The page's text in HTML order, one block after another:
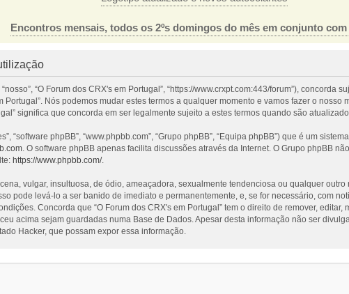
Encontros mensais, todos os 2ºs domingos do mês em conjunto com
“O Forum dos CRX's em Portugal”, “https://www.crxpt.com:443/forum”),
Portugal”. Nós podemos mudar estes termos a qualquer momento e vamos fazer o
significa que concorda em ser legalmente sujeito a estes termos quando são
“software phpBB”, “www.phpbb.com”, “Grupo phpBB”, “Equipa phpBB”) que é um
. O software phpBB apenas facilita discussões através da Internet. O Grupo phpBB
https://www.phpbb.com/.
vulgar, insultuosa, de ódio, ameaçadora, sexualmente tendenciosa ou qualquer
pode levá-lo a ser banido de imediato e permanentemente, e, se for necessário, com
Concorda que “O Forum dos CRX's em Portugal” tem o direito de remover,
acima sejam guardadas numa Base de Dados. Apesar desta informação não ser
Hacker, que possam expor essa informação.